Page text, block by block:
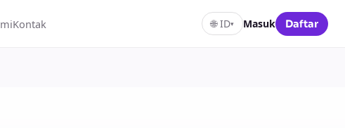
Kontak 🌐ID▾ Masuk Daftar